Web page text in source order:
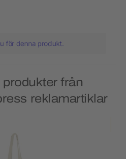
för denna produkt.
produkter från
reklamartiklar